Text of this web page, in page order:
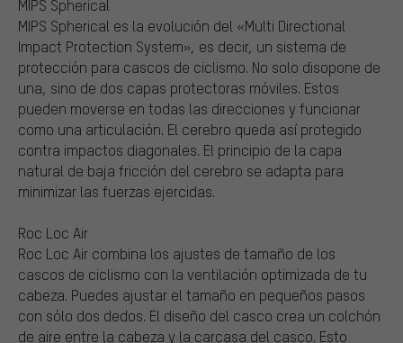
MIPS Spherical
MIPS Spherical es la evolución del «Multi Directional
Impact Protection System», es decir, un sistema de
protección para cascos de ciclismo. No solo disopone de
una, sino de dos capas protectoras móviles. Estos
pueden moverse en todas las direcciones y funcionar
como una articulación. El cerebro queda así protegido
contra impactos diagonales. El principio de la capa
natural de baja fricción del cerebro se adapta para
minimizar las fuerzas ejercidas.
Roc Loc Air
Roc Loc Air combina los ajustes de tamaño de los
cascos de ciclismo con la ventilación optimizada de tu
cabeza. Puedes ajustar el tamaño en pequeños pasos
con sólo dos dedos. El diseño del casco crea un colchón
de aire entre la cabeza y la carcasa del casco. Esto